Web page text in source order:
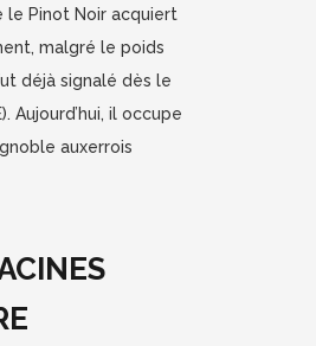
le Pinot Noir acquiert
malgré le poids
déjà signalé dès le
Aujourd’hui, il occupe
auxerrois